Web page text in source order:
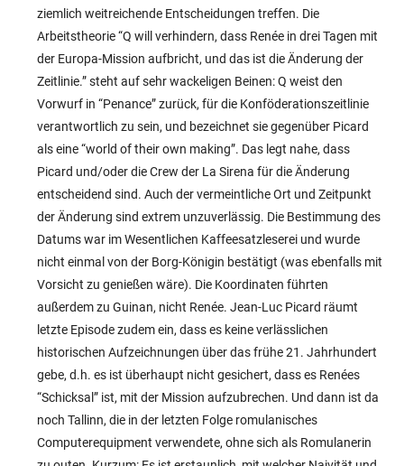
ziemlich weitreichende Entscheidungen treffen. Die
Arbeitstheorie “Q will verhindern, dass Renée in drei Tagen mit
der Europa-Mission aufbricht, und das ist die Änderung der
Zeitlinie.” steht auf sehr wackeligen Beinen: Q weist den
Vorwurf in “Penance” zurück, für die Konföderationszeitlinie
verantwortlich zu sein, und bezeichnet sie gegenüber Picard
als eine “world of their own making”. Das legt nahe, dass
Picard und/oder die Crew der La Sirena für die Änderung
entscheidend sind. Auch der vermeintliche Ort und Zeitpunkt
der Änderung sind extrem unzuverlässig. Die Bestimmung des
Datums war im Wesentlichen Kaffeesatzleserei und wurde
nicht einmal von der Borg-Königin bestätigt (was ebenfalls mit
Vorsicht zu genießen wäre). Die Koordinaten führten
außerdem zu Guinan, nicht Renée. Jean-Luc Picard räumt
letzte Episode zudem ein, dass es keine verlässlichen
historischen Aufzeichnungen über das frühe 21. Jahrhundert
gebe, d.h. es ist überhaupt nicht gesichert, dass es Renées
“Schicksal” ist, mit der Mission aufzubrechen. Und dann ist da
noch Tallinn, die in der letzten Folge romulanisches
Computerequipment verwendete, ohne sich als Romulanerin